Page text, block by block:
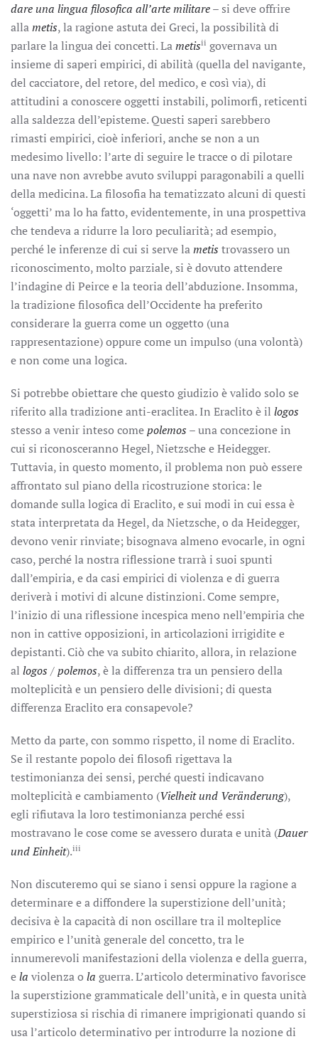
dare una lingua filosofica all’arte militare– si deve offrire
allametis, la ragione astuta dei Greci, la possibilità di
parlare la lingua dei concetti. Lametisii governava un
insieme di saperi empirici, di abilità (quella del navigante,
del cacciatore, del retore, del medico, e così via), di
attitudini a conoscere oggetti instabili, polimorfi, reticenti
alla saldezza dell’episteme. Questi saperi sarebbero
rimasti empirici, cioè inferiori, anche se non a un
medesimo livello: l’arte di seguire le tracce o di pilotare
una nave non avrebbe avuto sviluppi paragonabili a quelli
della medicina. La filosofia ha tematizzato alcuni di questi
‘oggetti’ ma lo ha fatto, evidentemente, in una prospettiva
che tendeva a ridurre la loro peculiarità; ad esempio,
perché le inferenze di cui si serve lametis trovassero un
riconoscimento, molto parziale, si è dovuto attendere
l’indagine di Peirce e la teoria dell’abduzione. Insomma,
la tradizione filosofica dell’Occidente ha preferito
considerare la guerra come un oggetto (una
rappresentazione) oppure come un impulso (una volontà)
e non come una logica.
Si potrebbe obiettare che questo giudizio è valido solo se
riferito alla tradizione anti-eraclitea. In Eraclito è il logos
stesso a venir inteso comepolemos – una concezione in
cui si riconosceranno Hegel, Nietzsche e Heidegger.
Tuttavia, in questo momento, il problema non può essere
affrontato sul piano della ricostruzione storica: le
domande sulla logica di Eraclito, e sui modi in cui essa è
stata interpretata da Hegel, da Nietzsche, o da Heidegger,
devono venir rinviate; bisognava almeno evocarle, in ogni
caso, perché la nostra riflessione trarrà i suoi spunti
dall’empiria, e da casi empirici di violenza e di guerra
deriverà i motivi di alcune distinzioni. Come sempre,
l’inizio di una riflessione incespica meno nell’empiria che
non in cattive opposizioni, in articolazioni irrigidite e
depistanti. Ciò che va subito chiarito, allora, in relazione
al logos /polemos, è la differenza tra un pensiero della
molteplicità e un pensiero delle divisioni; di questa
differenza Eraclito era consapevole?
Metto da parte, con sommo rispetto, il nome di Eraclito.
Se il restante popolo dei filosofi rigettava la
testimonianza dei sensi, perché questi indicavano
molteplicità e cambiamento (Vielheit und Veränderung),
egli rifiutava la loro testimonianza perché essi
mostravano le cose come se avessero durata e unità (Dauer
und Einheit).iii
Non discuteremo qui se siano i sensi oppure la ragione a
determinare e a diffondere la superstizione dell’unità;
decisiva è la capacità di non oscillare tra il molteplice
empirico e l’unità generale del concetto, tra le
innumerevoli manifestazioni della violenza e della guerra,
ela violenza o la guerra. L’articolo determinativo favorisce
la superstizione grammaticale dell’unità, e in questa unità
superstiziosa si rischia di rimanere imprigionati quando si
usa l’articolo determinativo per introdurre la nozione di